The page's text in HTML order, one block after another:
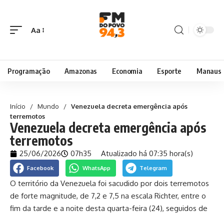
Aa
Programação Amazonas Economia Esporte Manaus
Início / Mundo / Venezuela decreta emergência após
terremotos
Venezuela decreta emergência após
terremotos
25/06/2026 07h35 Atualizado há 07:35 hora(s)
Facebook WhatsApp Telegram
O território da Venezuela foi sacudido por dois terremotos
de forte magnitude, de 7,2 e 7,5 na escala Richter, entre o
fim da tarde e a noite desta quarta-feira (24), seguidos de